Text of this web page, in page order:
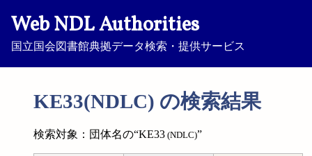
Web NDL Authorities
国立国会図書館典拠データ検索・提供サービス
KE33(NDLC) の検索結果
検索対象：団体名の“KE33 (NDLC)”